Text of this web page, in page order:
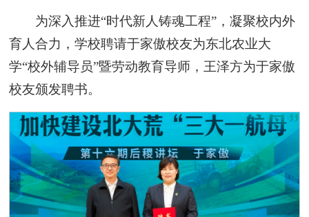
为深入推进“时代新人铸魂工程”，凝聚校内外
育人合力，学校聘请于家傲校友为东北农业大
学“校外辅导员”暨劳动教育导师，王泽方为于家傲
校友颁发聘书。